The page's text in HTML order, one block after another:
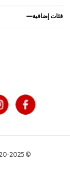
فئات إضافية
© 2020-2025 www.sandhai.ae. كل الحقوق محفوظة.